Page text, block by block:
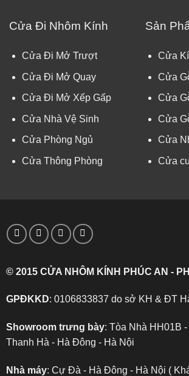
Cửa Đi Nhôm Kính
Cửa Đi Mở Trượt
Cửa Đi Mở Quay
Cửa Đi Mở Xếp Gấp
Cửa Nhà Vệ Sinh
Cửa Phòng Ngủ
Cửa Thông Phòng
Sản
Cửa
Cửa
Cửa
Cửa
Cửa
Cửa
© 2015 CỬA NHÔM KÍNH PHÚC AN -
GPĐKKD: 0106833837 do sở KH & ĐT
Showroom trưng bày: Tòa Nhà HH01B
Thanh Hà - Hà Đông - Hà Nội
Nhà máy: Cự Đà - Hà Đông - Hà Nội (